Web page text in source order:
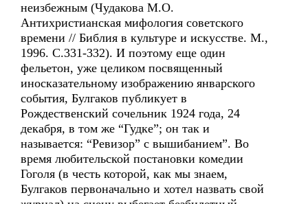
неизбежным (Чудакова М.О.
Антихристианская мифология советского
времени // Библия в культуре и искусстве. М.,
1996. С.331-332). И поэтому еще один
фельетон, уже целиком посвященный
иносказательному изображению январского
события, Булгаков публикует в
Рождественский сочельник 1924 года, 24
декабря, в том же “Гудке”; он так и
называется: “Ревизор” с вышибанием”. Во
время любительской постановки комедии
Гоголя (в честь которой, как мы знаем,
Булгаков первоначально и хотел назвать свой